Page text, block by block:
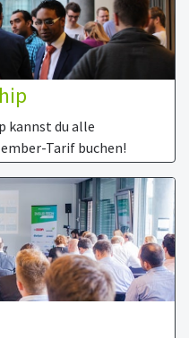
kannst du alle
Tarif buchen!